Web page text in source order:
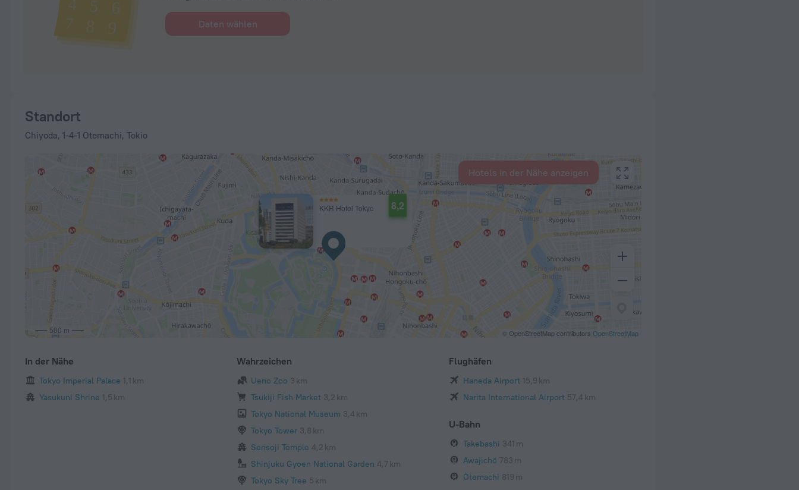
Daten wählen
Standort
Chiyoda, 1-4-1 Otemachi, Tokio
KKR Hotel Tokyo 8,2
500 m © OpenStreetMap contributors OpenStreetMap
Hotels in der Nähe anzeigen
In der Nähe
Tokyo Imperial Palace 1,1 km
Yasukuni Shrine 1,5 km
Wahrzeichen
Ueno Zoo 3 km
Tsukiji Fish Market 3,2 km
Tokyo National Museum 3,4 km
Tokyo Tower 3,8 km
Sensoji Temple 4,2 km
Shinjuku Gyoen National Garden 4,7 km
Tokyo Sky Tree 5 km
Flughäfen
Haneda Airport 15,9 km
Narita International Airport 57,4 km
U-Bahn
Takebashi 341 m
Awajichō 783 m
Ōtemachi 819 m